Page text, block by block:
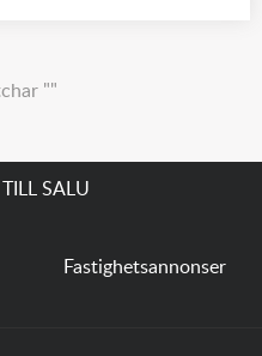
""
SALU
Fastighetsannonser